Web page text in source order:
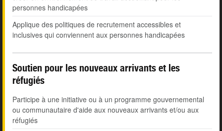
personnes handicapées
Applique des politiques de recrutement accessibles et
inclusives qui conviennent aux personnes handicapées
Soutien pour les nouveaux arrivants et les
réfugiés
Participe à une initiative ou à un programme gouvernemental
ou communautaire d'aide aux nouveaux arrivants et/ou aux
réfugiés